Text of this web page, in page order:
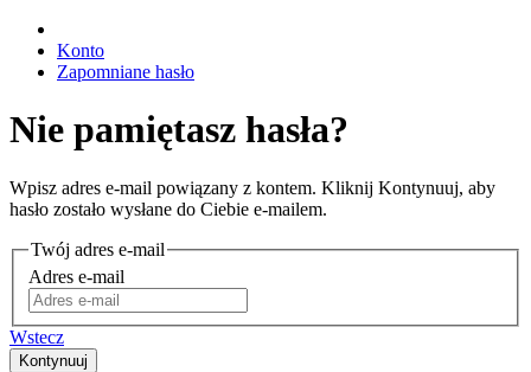
Konto
Zapomniane hasło
Nie pamiętasz hasła?
Wpisz adres e-mail powiązany z kontem. Kliknij Kontynuuj, aby
hasło zostało wysłane do Ciebie e-mailem.
Twój adres e-mail
Adres e-mail
Wstecz